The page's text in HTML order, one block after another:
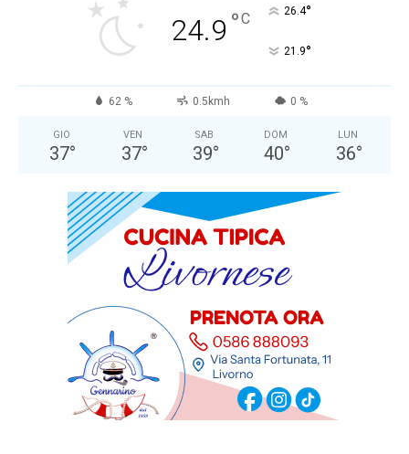
24.9 °C 26.4°
21.9°
62 % 0.5kmh 0 %
GIO
37°
VEN
37°
SAB
39°
DOM
40°
LUN
36°